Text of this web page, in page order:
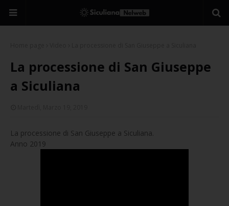
La processione di San Giuseppe
a Siculiana
La processione di San Giuseppe a Siculiana.
Anno 2019